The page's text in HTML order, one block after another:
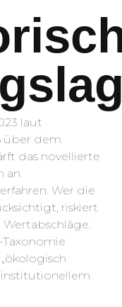
laut
über dem
das novellierte
an
Wer die
riskiert
institutionellem